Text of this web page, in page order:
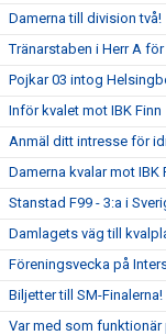
Damerna till division två!
Tränarstaben i Herr A
Pojkar 03 intog
Inför kvalet mot IBK Finn
Anmäl ditt intresse för
Damerna kvalar mot IBK
Stanstad F99 - 3:a i
Damlagets väg till
Föreningsvecka på
Biljetter till SM-Finalerna!
Var med som funktionär